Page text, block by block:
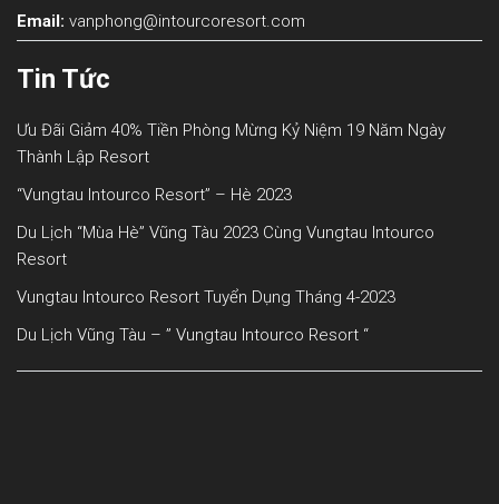
Email: vanphong@intourcoresort.com
Tin Tức
Ưu Đãi Giảm 40% Tiền Phòng Mừng Kỷ Niệm 19 Năm Ngày
Thành Lập Resort
“Vungtau Intourco Resort” – Hè 2023
Du Lịch “mùa Hè” Vũng Tàu 2023 Cùng Vungtau Intourco
Resort
Vungtau Intourco Resort Tuyển Dụng Tháng 4-2023
Du Lịch Vũng Tàu – ” Vungtau Intourco Resort “